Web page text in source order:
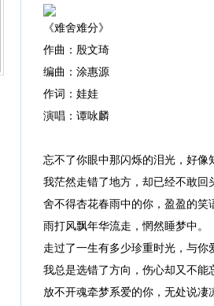
《难舍难分》
作曲：殷文琦
编曲：涂惠源
作词：娃娃
演唱：谭咏麟
忘不了你眼中那闪烁的泪光，好像
我茫然走错了地方，却已经不敢回
舍不得杏花春雨中的你，盈盈的笑
雨打风飘年华流走，惘然睡梦中。
走过了一生有多少珍重时光，与你
我总是选错了方向，伤心却又不能
放不开魂牵梦系爱的你，无处说凄